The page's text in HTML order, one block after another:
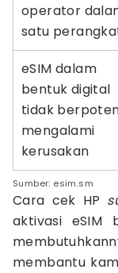
Sumber: esim.sm
operator
satu
eSIM dalam
bentuk digital
tidak
mengalami
kerusakan
Cara cek HP
aktivasi eSIM
membantu